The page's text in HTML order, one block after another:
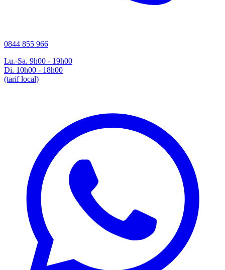
0844 855 966
Lu.-Sa. 9h00 - 19h00
Di. 10h00 - 18h00
(tarif local)